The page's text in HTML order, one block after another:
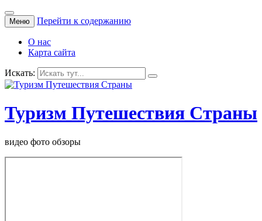
Меню Перейти к содержанию
О нас
Карта сайта
Искать:
Туризм Путешествия Страны
видео фото обзоры